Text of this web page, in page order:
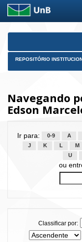
Skip
REPOSITÓRIO
Navegando
Edson
Ir para: 0-9 A
J
K L M
U
ou
Classificar por: